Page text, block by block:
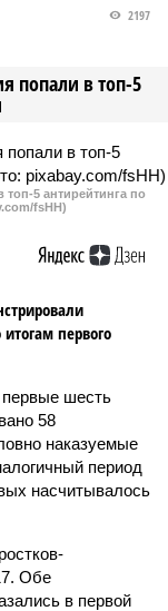
попали в топ-5
2197
5 антирейтинга по
fsHH)
первого
первые шесть
58
наказуемые
период
насчитывалось
Обе
в первой